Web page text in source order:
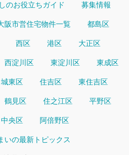
のお役立ちガイド 募集情報
阪市営住宅物件一覧 都島区
西区 港区 大正区
西淀川区 東淀川区 東成区
城東区 住吉区 東住吉区
鶴見区 住之江区 平野区
中央区 阿倍野区
いの最新トピックス